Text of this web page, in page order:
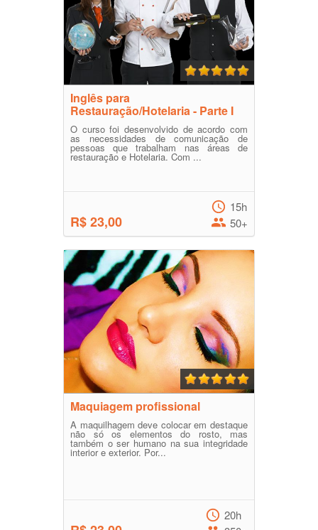
Inglês para
Restauração/Hotelaria - Parte I
O curso foi desenvolvido de acordo com
as necessidades de comunicação de
pessoas que trabalham nas áreas de
restauração e Hotelaria. Com ...
R$ 23,00
15h
50+
Maquiagem profissional
A maquilhagem deve colocar em destaque
não só os elementos do rosto, mas
também o ser humano na sua integridade
interior e exterior. Por...
20h